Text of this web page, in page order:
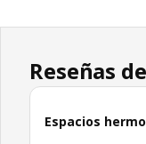
Reseñas
Omitir reseñas de
Espacios